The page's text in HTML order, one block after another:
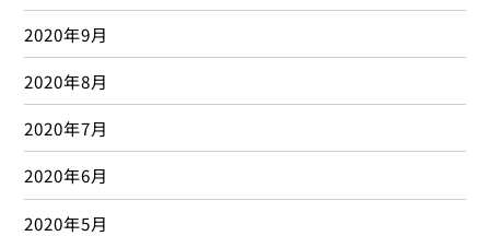
2020年9月
2020年8月
2020年7月
2020年6月
2020年5月